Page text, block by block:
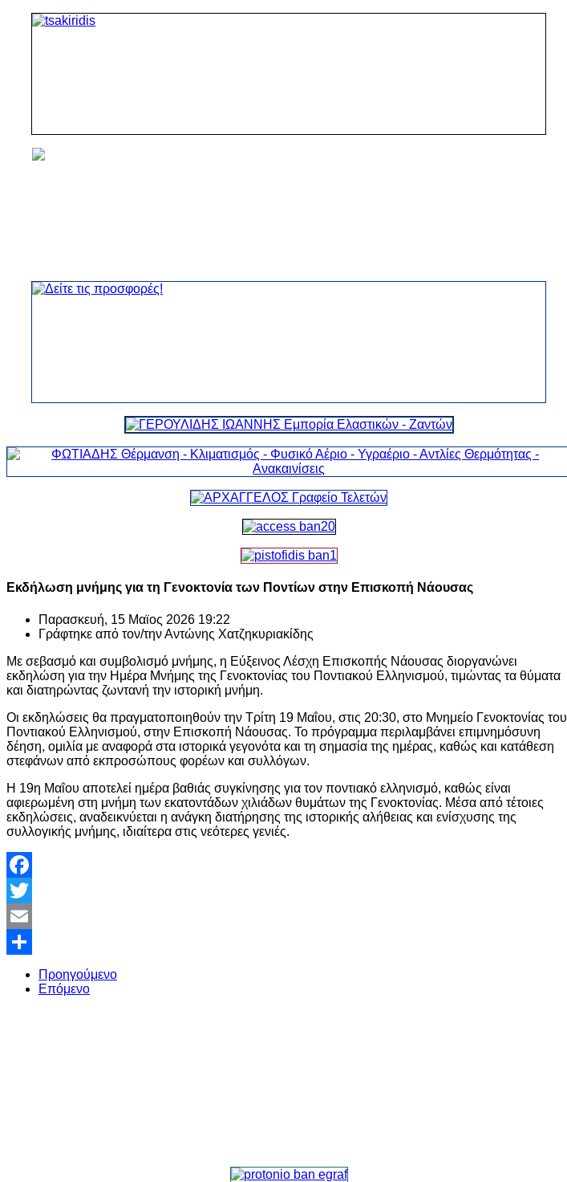
Εκδήλωση μνήμης για τη Γενοκτονία των Ποντίων στην Επισκοπή Νάουσας
Παρασκευή, 15 Μαϊος 2026 19:22
Γράφτηκε από τον/τηνΑντώνης Χατζηκυριακίδης
Με σεβασμό και συμβολισμό μνήμης, η Εύξεινος Λέσχη Επισκοπής Νάουσας διοργανώνει
εκδηλώση για την Ημέρα Μνήμης της Γενοκτονίας του Ποντιακού Ελληνισμού, τιμώντας τα θύματα
και διατηρώντας ζωντανή την ιστορική μνήμη.
Οι εκδηλώσεις θα πραγματοποιηθούν την Τρίτη 19 Μαΐου, στις 20:30, στο Μνημείο Γενοκτονίας του
Ποντιακού Ελληνισμού, στην Επισκοπή Νάουσας. Το πρόγραμμα περιλαμβάνει επιμνημόσυνη
δέηση, ομιλία με αναφορά στα ιστορικά γεγονότα και τη σημασία της ημέρας, καθώς και κατάθεση
στεφάνων από εκπροσώπους φορέων και συλλόγων.
Η 19η Μαΐου αποτελεί ημέρα βαθιάς συγκίνησης για τον ποντιακό ελληνισμό, καθώς είναι
αφιερωμένη στη μνήμη των εκατοντάδων χιλιάδων θυμάτων της Γενοκτονίας. Μέσα από τέτοιες
εκδηλώσεις, αναδεικνύεται η ανάγκη διατήρησης της ιστορικής αλήθειας και ενίσχυσης της
συλλογικής μνήμης, ιδιαίτερα στις νεότερες γενιές.
Facebook
Twitter
Email
Share
Προηγούμενο
Επόμενο